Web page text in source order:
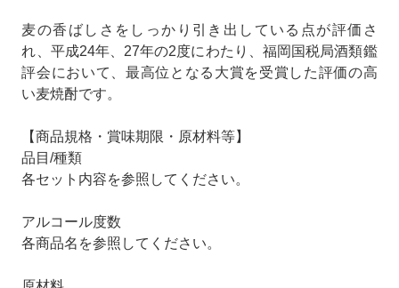
麦の香ばしさをしっかり引き出している点が評価さ
れ、平成24年、27年の2度にわたり、福岡国税局酒類鑑
評会において、最高位となる大賞を受賞した評価の高
い麦焼酎です。
【商品規格・賞味期限・原材料等】
品目/種類
各セット内容を参照してください。
アルコール度数
各商品名を参照してください。